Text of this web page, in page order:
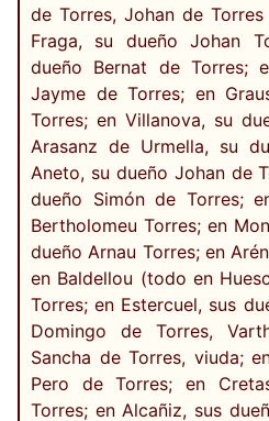
de Torres, Johan de
Fraga, su dueño Johan
dueño Bernat de Torres;
Jayme de Torres; en
Torres; en Villanova, su
Arasanz de Urmella, su
Aneto, su dueño Johan de
dueño Simón de Torres;
Bertholomeu Torres; en
dueño Arnau Torres; en
en Baldellou (todo en
Torres; en Estercuel, sus
Domingo de Torres,
Sancha de Torres, viuda;
Pero de Torres; en
Torres; en Alcañiz, sus